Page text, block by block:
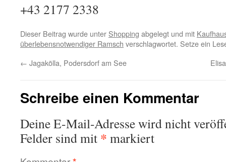
+43 2177 2338
Dieser Beitrag wurde unter Shopping abgelegt und mit
überlebensnotwendiger Ramsch verschlagwortet. Setze ein
← Jagakölla, Podersdorf am See
Schreibe einen Kommentar
Deine E-Mail-Adresse wird nicht
Felder sind mit * markiert